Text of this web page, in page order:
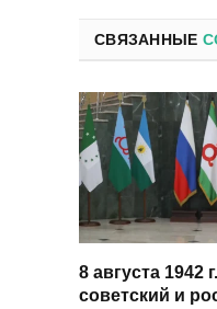
СВЯЗАННЫЕ
8 августа 1942
советский и